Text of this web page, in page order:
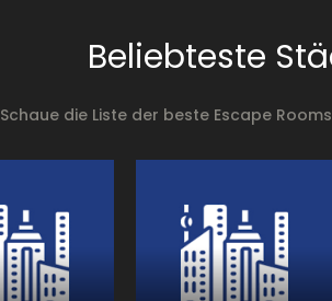
Beliebteste
Schaue die Liste der beste Escape